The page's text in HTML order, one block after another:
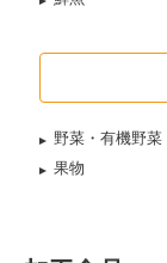
野菜・有機野菜
果物